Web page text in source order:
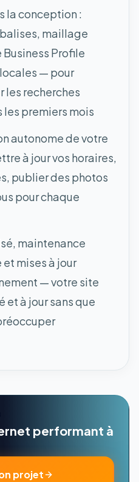
la conception :
maillage
Profile
— pour
les recherches
premiers mois
autonome de votre
à jour vos horaires,
publier des photos
pour chaque
maintenance
mises à jour
— votre site
et à jour sans que
performant à
projet